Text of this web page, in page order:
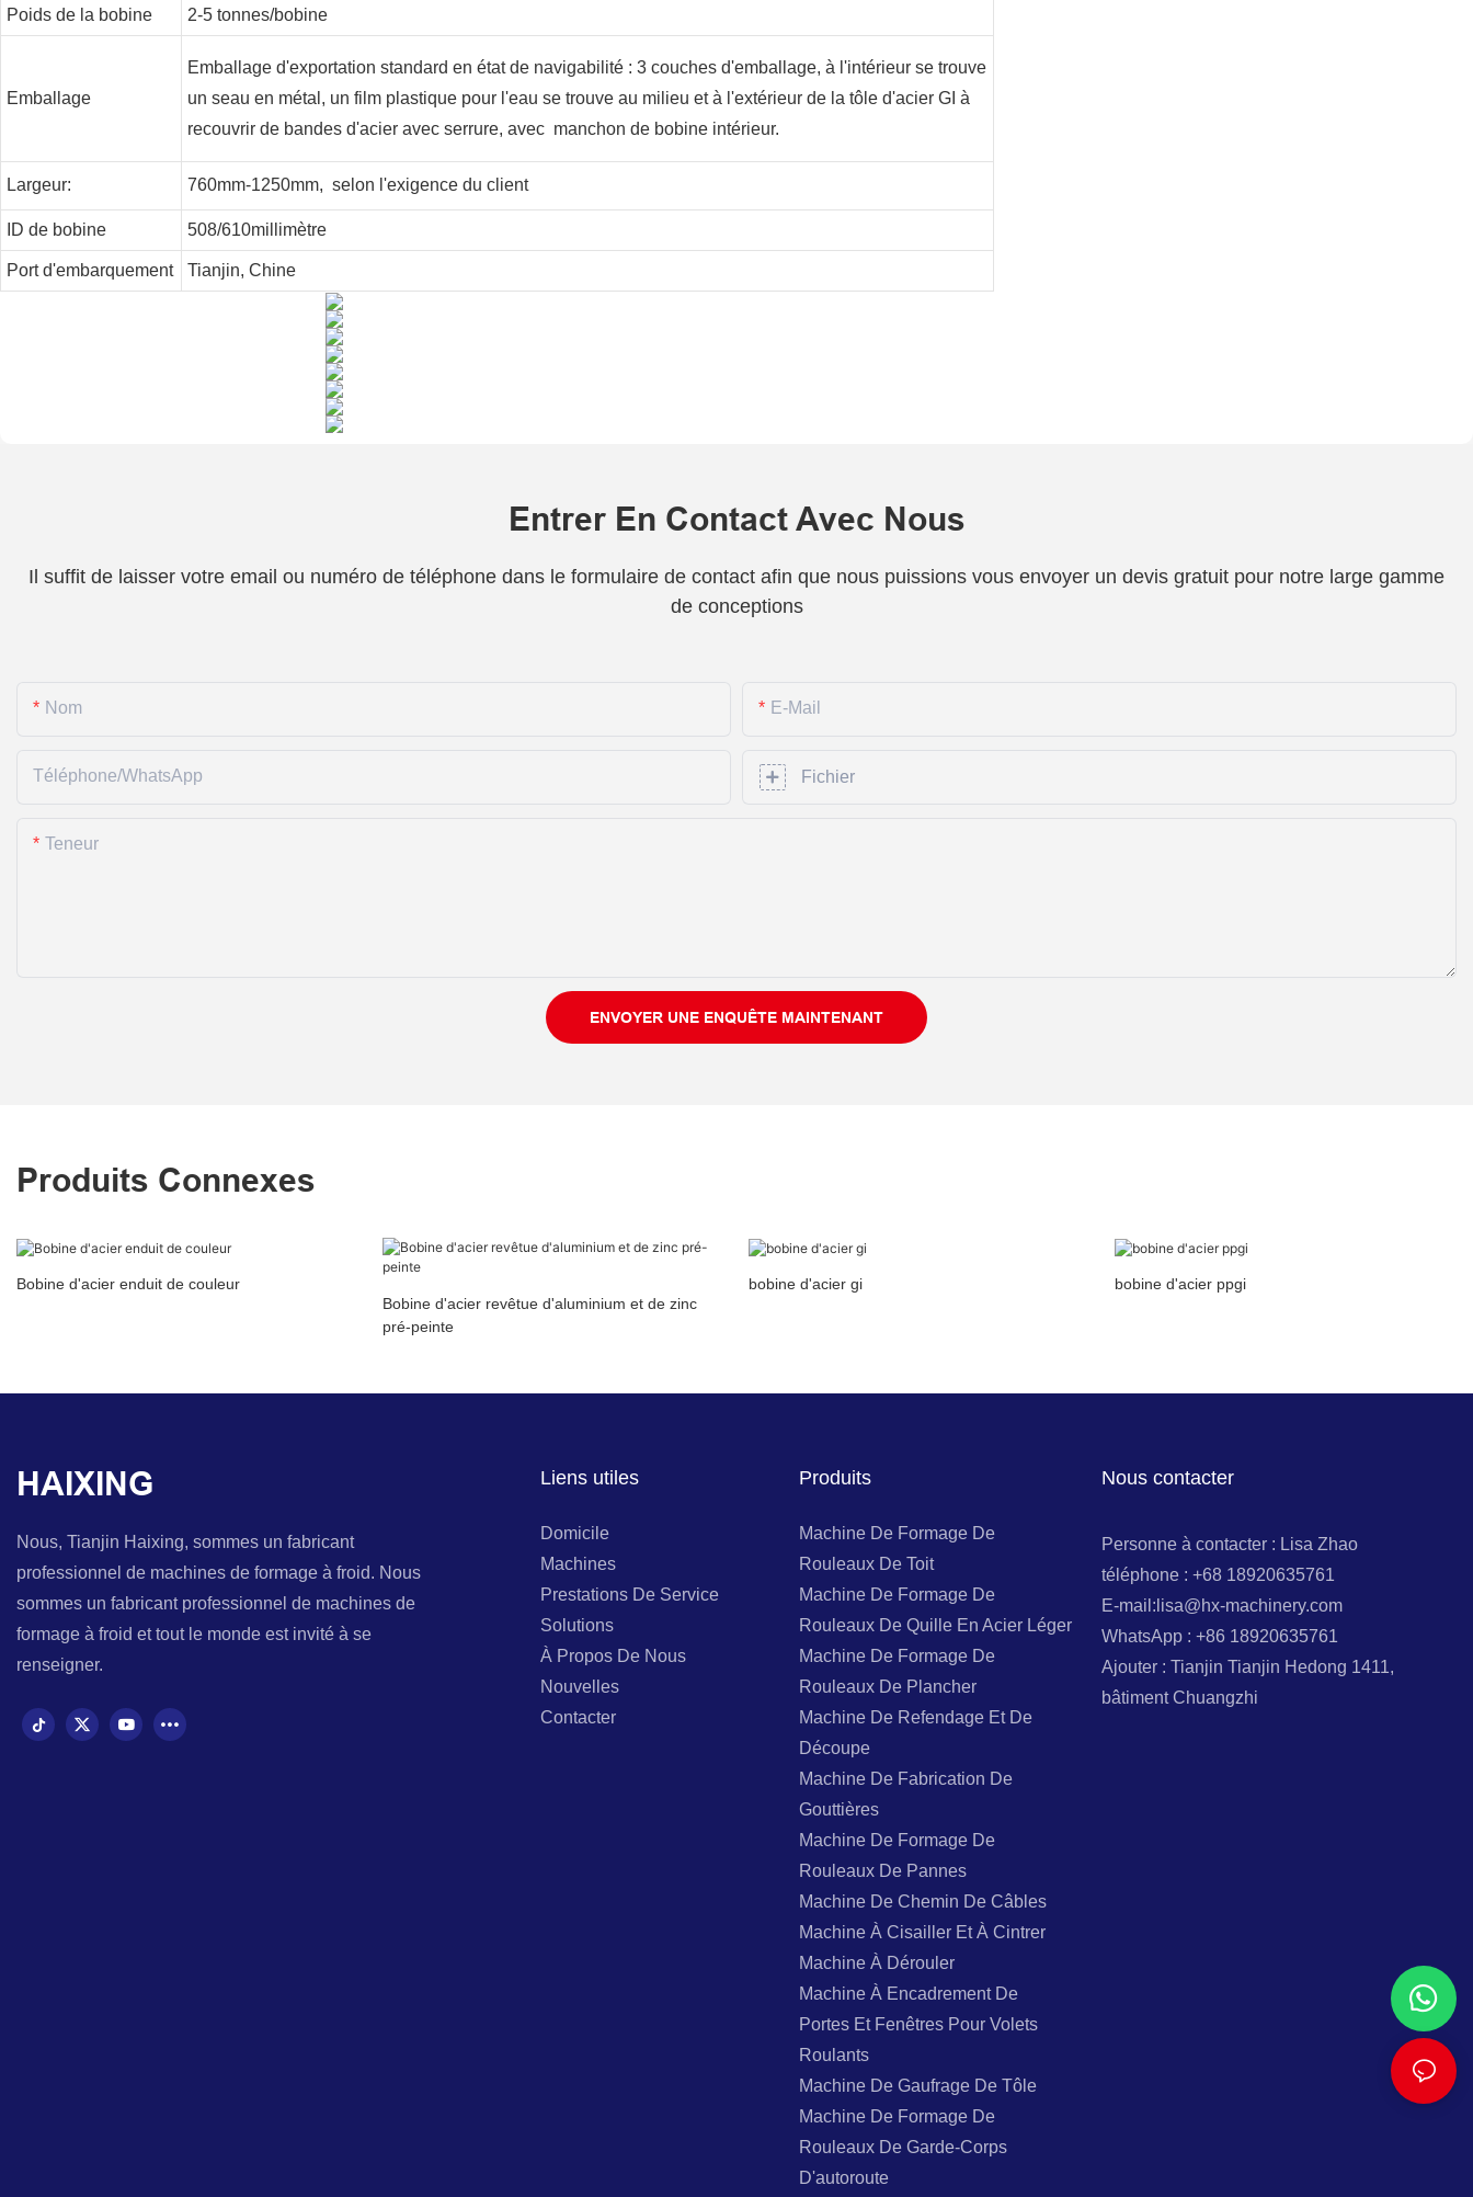
Poids de la bobine 2-5 tonnes/bobine
Emballage
Emballage d'exportation standard en état de navigabilité : 3 couches d'emballage, à l'intérieur se trouve
un seau en métal, un film plastique pour l'eau se trouve au milieu et à l'extérieur de la tôle d'acier GI à
recouvrir de bandes d'acier avec serrure, avec manchon de bobine intérieur.
Largeur: 760mm-1250mm, selon l'exigence du client
ID de bobine 508/610millimètre
Port d'embarquement Tianjin, Chine
Entrer En Contact Avec Nous
Il suffit de laisser votre email ou numéro de téléphone dans le formulaire de contact afin que nous puissions vous envoyer un devis gratuit pour notre large gamme
de conceptions
Nom E-Mail
Téléphone/WhatsApp Fichier
Teneur
ENVOYER UNE ENQUÊTE MAINTENANT
Produits Connexes
Bobine d'acier enduit de couleur
Bobine d'acier revêtue d'aluminium et de zinc
pré-peinte
bobine d'acier gi bobine d'acier ppgi
HAIXING
Nous, Tianjin Haixing, sommes un fabricant
professionnel de machines de formage à froid. Nous
sommes un fabricant professionnel de machines de
formage à froid et tout le monde est invité à se
renseigner.
Liens utiles
Domicile
Machines
Prestations De Service
Solutions
À Propos De Nous
Nouvelles
Contacter
Produits
Machine De Formage De
Rouleaux De Toit
Machine De Formage De
Rouleaux De Quille En Acier Léger
Machine De Formage De
Rouleaux De Plancher
Machine De Refendage Et De
Découpe
Machine De Fabrication De
Gouttières
Machine De Formage De
Rouleaux De Pannes
Machine De Chemin De Câbles
Machine À Cisailler Et À Cintrer
Machine À Dérouler
Machine À Encadrement De
Portes Et Fenêtres Pour Volets
Roulants
Machine De Gaufrage De Tôle
Machine De Formage De
Rouleaux De Garde-Corps
D'autoroute
Nous contacter
Personne à contacter : Lisa Zhao
téléphone : +68 18920635761
E-mail:lisa@hx-machinery.com
WhatsApp : +86 18920635761
Ajouter : Tianjin Tianjin Hedong 1411,
bâtiment Chuangzhi